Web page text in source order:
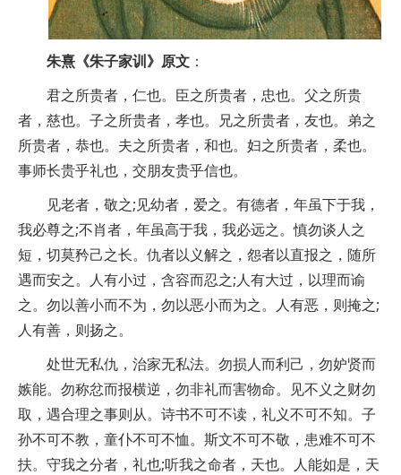
朱熹《朱子家训》原文 ：
君之所贵者，仁也。臣之所贵者，忠也。父之所贵
者，慈也。子之所贵者，孝也。兄之所贵者，友也。弟之
所贵者，恭也。夫之所贵者，和也。妇之所贵者，柔也。
事师长贵乎礼也，交朋友贵乎信也。
见老者，敬之;见幼者，爱之。有德者，年虽下于我，
我必尊之;不肖者，年虽高于我，我必远之。慎勿谈人之
短，切莫矜己之长。仇者以义解之，怨者以直报之，随所
遇而安之。人有小过，含容而忍之;人有大过，以理而谕
之。勿以善小而不为，勿以恶小而为之。人有恶，则掩之;
人有善，则扬之。
处世无私仇，治家无私法。勿损人而利己，勿妒贤而
嫉能。勿称忿而报横逆，勿非礼而害物命。见不义之财勿
取，遇合理之事则从。诗书不可不读，礼义不可不知。子
孙不可不教，童仆不可不恤。斯文不可不敬，患难不可不
扶。守我之分者，礼也;听我之命者，天也。人能如是，天